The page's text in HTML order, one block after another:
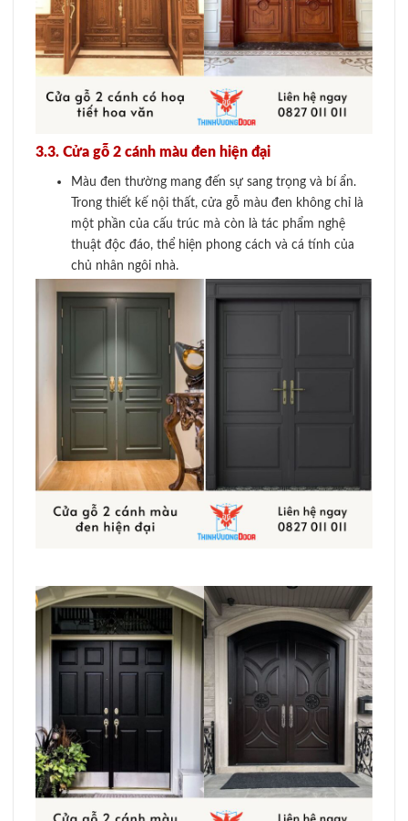
3.3. Cửa gỗ 2 cánh màu đen hiện đại
Màu đen thường mang đến sự sang trọng và bí ẩn.
Trong thiết kế nội thất, cửa gỗ màu đen không chỉ là
một phần của cấu trúc mà còn là tác phẩm nghệ
thuật độc đáo, thể hiện phong cách và cá tính của
chủ nhân ngôi nhà.